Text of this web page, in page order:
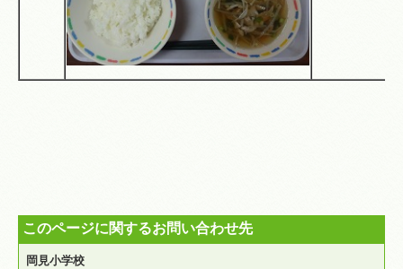
このページに関するお問い合わせ先
岡見小学校